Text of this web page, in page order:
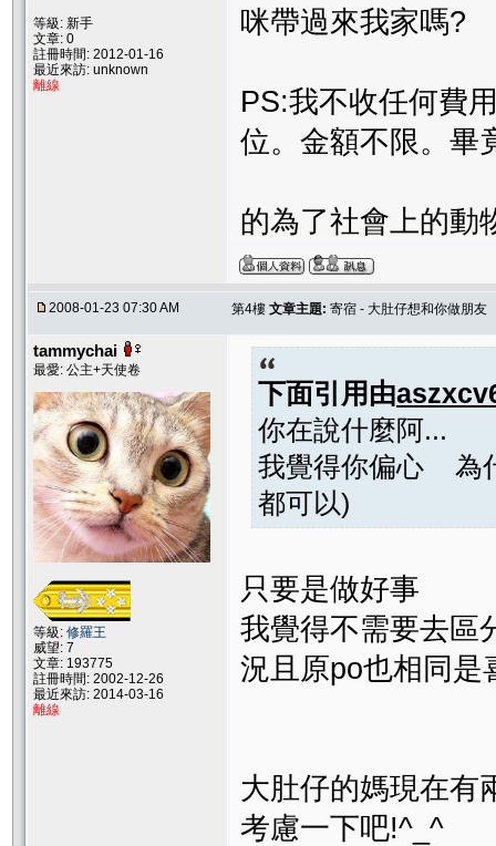
等級: 新手
文章: 0
註冊時間: 2012-01-16
最近來訪: unknown
離線
咪帶過來我家嗎?
PS:我不收任何費
位。金額不限。畢
的為了社會上的動
2008-01-23 07:30 AM 第4樓 文章主題: 寄宿 - 大肚仔想和你做朋友
tammychai
最愛: 公主+天使卷
等級: 修羅王
威望: 7
文章: 193775
註冊時間: 2002-12-26
最近來訪: 2014-03-16
離線
下面引用由
你在說什麼阿...
我覺得你偏心 為
都可以)
只要是做好事
我覺得不需要去區
況且原po也相同是
大肚仔的媽現在有
考慮一下吧!^_^